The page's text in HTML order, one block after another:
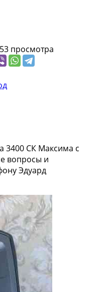
просмотра
3400 СК Максима с
вопросы и
Эдуард